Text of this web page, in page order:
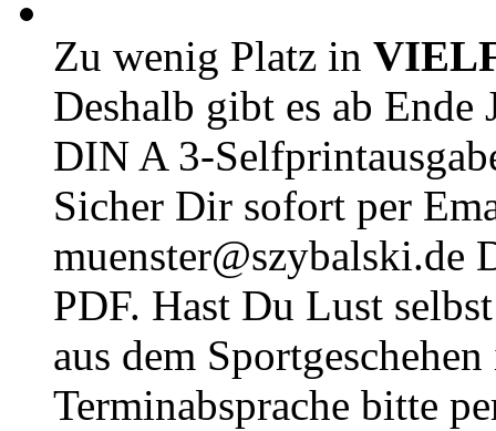
Zu wenig Platz in
Deshalb gibt es ab Ende
DIN A 3-
Sicher Dir sofort per
muenster@szybalski.de
PDF. Hast Du Lust
aus dem
Terminabsprache bitte